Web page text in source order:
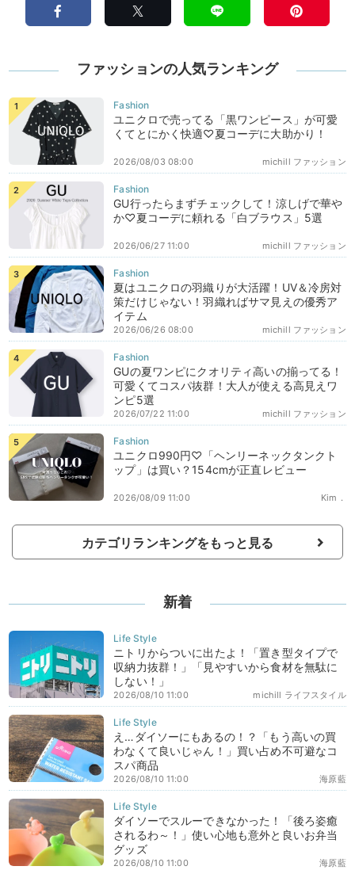
ファッションの人気ランキング
ユニクロで売ってる「黒ワンピース」が可愛
くてとにかく快適♡夏コーデに大助かり！
michill ファッション
2026/08/03 08:00
GU行ったらまずチェックして！涼しげで華や
か♡夏コーデに頼れる「白ブラウス」5選
michill ファッション
2026/06/27 11:00
夏はユニクロの羽織りが大活躍！UV＆冷房対
策だけじゃない！羽織ればサマ見えの優秀ア
イテム
michill ファッション
2026/06/26 08:00
GUの夏ワンピにクオリティ高いの揃ってる！
可愛くてコスパ抜群！大人が使える高見えワ
ンピ5選
michill ファッション
2026/07/22 11:00
ユニクロ990円♡「ヘンリーネックタンクト
ップ」は買い？154cmが正直レビュー
Kim．
2026/08/09 11:00
カテゴリランキングをもっと見る
新着
ニトリからついに出たよ！「置き型タイプで
収納力抜群！」「見やすいから食材を無駄に
しない！」
michill ライフスタイル
2026/08/10 11:00
え…ダイソーにもあるの！？「もう高いの買
わなくて良いじゃん！」買い占め不可避なコ
スパ商品
海原藍
2026/08/10 11:00
ダイソーでスルーできなかった！「後ろ姿癒
されるわ～！」使い心地も意外と良いお弁当
グッズ
海原藍
2026/08/10 11:00